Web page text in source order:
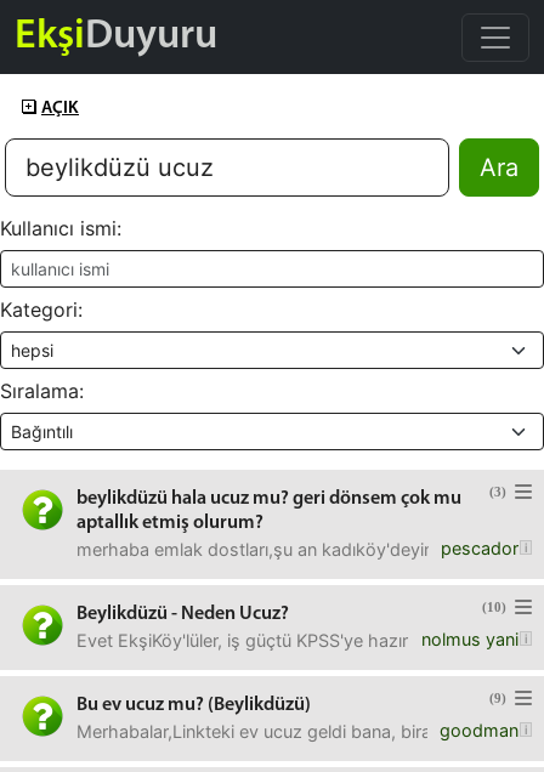
EkşiDuyuru
AÇIK
Ara
Kullanıcı ismi:
Kategori:
Sıralama:
(3)
beylikdüzü hala ucuz mu? geri dönsem çok mu
aptallık etmiş olurum?
pescador
merhaba emlak dostları,şu an kadıköy'deyim. ev çok
(10)
Beylikdüzü - Neden Ucuz?
nolmus yani
Evet EkşiKöy'lüler, iş güçtü KPSS'ye hazırlanmaydı
(9)
Bu ev ucuz mu? (Beylikdüzü)
goodman
Merhabalar,Linkteki ev ucuz geldi bana, biraz